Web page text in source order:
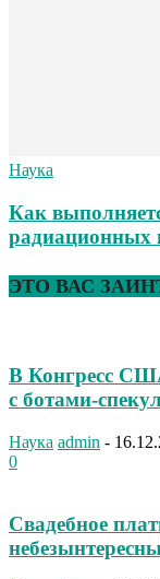
Наука
Как
радиационных
ЭТО ВАС
В Конгресс
с ботами-
Наука admin -
0
Свадебное